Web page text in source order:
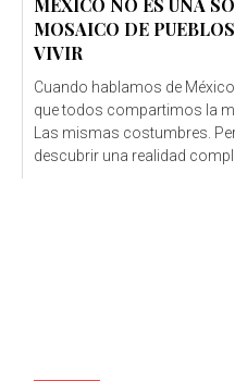
MÉXICO NO ES UNA
MOSAICO DE
VIVIR
Cuando hablamos de México… Muchas veces
que todos compartimos la misma
Las mismas costumbres. Pero basta recorrer el país… Para
descubrir una realidad